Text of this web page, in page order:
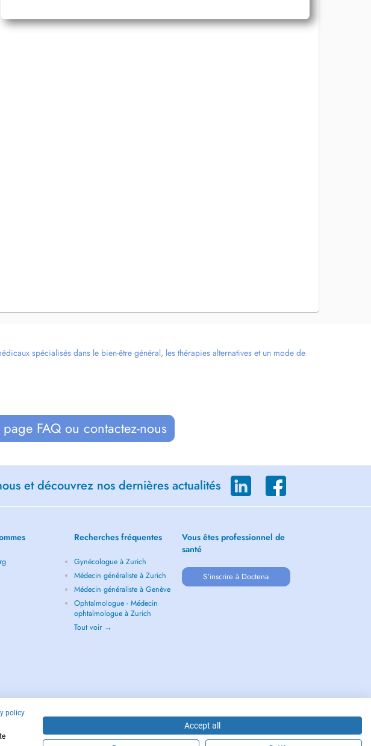
spécialisés dans le bien-être général, les thérapies alternatives et un mode de
FAQ ou contactez-nous
et découvrez nos dernières actualités
Recherches fréquentes
Gynécologue à Zurich
Médecin généraliste à Zurich
Médecin généraliste à Genève
Ophtalmologue - Médecin
ophtalmologue à Zurich
Tout voir →
Vous êtes professionnel de
santé
S'inscrire à Doctena
policy
Accept all